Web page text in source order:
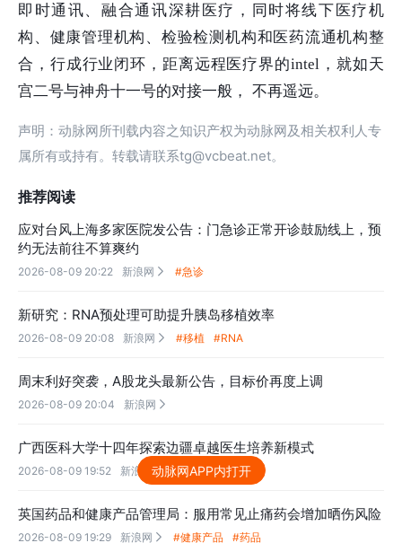
即时通讯、融合通讯深耕医疗，同时将线下医疗机
构、健康管理机构、检验检测机构和医药流通机构整
合，行成行业闭环，距离远程医疗界的intel，就如天
宫二号与神舟十一号的对接一般， 不再遥远。
声明：动脉网所刊载内容之知识产权为动脉网及相关权利人专
属所有或持有。转载请联系tg@vcbeat.net。
推荐阅读
应对台风上海多家医院发公告：门急诊正常开诊鼓励线上，预
约无法前往不算爽约
2026-08-09 20:22 新浪网  #急诊
新研究：RNA预处理可助提升胰岛移植效率
2026-08-09 20:08 新浪网  #移植 #RNA
周末利好突袭，A股龙头最新公告，目标价再度上调
2026-08-09 20:04 新浪网 
广西医科大学十四年探索边疆卓越医生培养新模式
2026-08-09 19:52 新浪网
英国药品和健康产品管理局：服用常见止痛药会增加晒伤风险
2026-08-09 19:29 新浪网  #健康产品 #药品
动脉网APP内打开